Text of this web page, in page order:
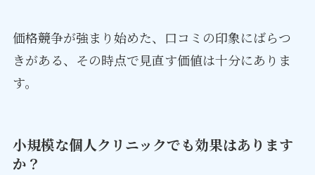
価格競争が強まり始めた、口コミの印象にばらつ
きがある、その時点で見直す価値は十分にありま
す。
小規模な個人クリニックでも効果はあります
か？